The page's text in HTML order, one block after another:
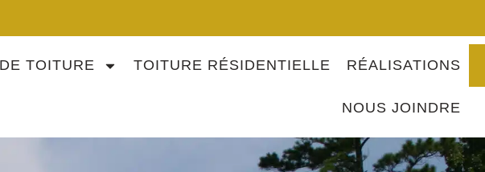
TOITURE TOITURE RÉSIDENTIELLE RÉALISATIONS
NOUS JOINDRE